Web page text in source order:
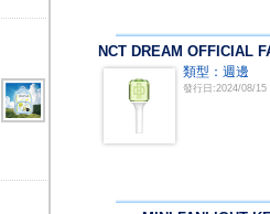
NCT DREAM OFFICIAL
類型：週邊
發行日:2024/08/15